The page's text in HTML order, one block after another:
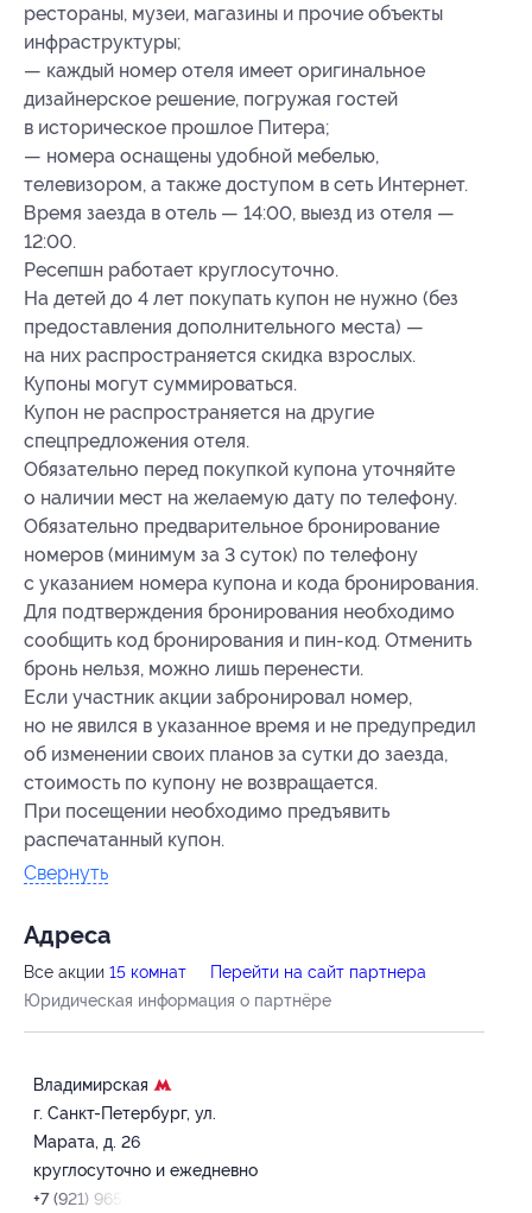
рестораны, музеи, магазины и прочие объекты
инфраструктуры;
— каждый номер отеля имеет оригинальное
дизайнерское решение, погружая гостей
в историческое прошлое Питера;
— номера оснащены удобной мебелью,
телевизором, а также доступом в сеть Интернет.
Время заезда в отель — 14:00, выезд из отеля —
12:00.
Ресепшн работает круглосуточно.
На детей до 4 лет покупать купон не нужно (без
предоставления дополнительного места) —
на них распространяется скидка взрослых.
Купоны могут суммироваться.
Купон не распространяется на другие
спецпредложения отеля.
Обязательно перед покупкой купона уточняйте
о наличии мест на желаемую дату по телефону.
Обязательно предварительное бронирование
номеров (минимум за 3 суток) по телефону
с указанием номера купона и кода бронирования.
Для подтверждения бронирования необходимо
сообщить код бронирования и пин-код. Отменить
бронь нельзя, можно лишь перенести.
Если участник акции забронировал номер,
но не явился в указанное время и не предупредил
об изменении своих планов за сутки до заезда,
стоимость по купону не возвращается.
При посещении необходимо предъявить
распечатанный купон.
Свернуть
Адресa
Все акции 15 комнат
Перейти на сайт партнера
Юридическая информация о партнёре
Владимирская
г. Санкт-Петербург, ул.
Марата, д. 26
круглосуточно и ежедневно
+7 (921) 965-34-73